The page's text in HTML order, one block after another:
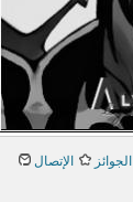
الجوائز الإتصال